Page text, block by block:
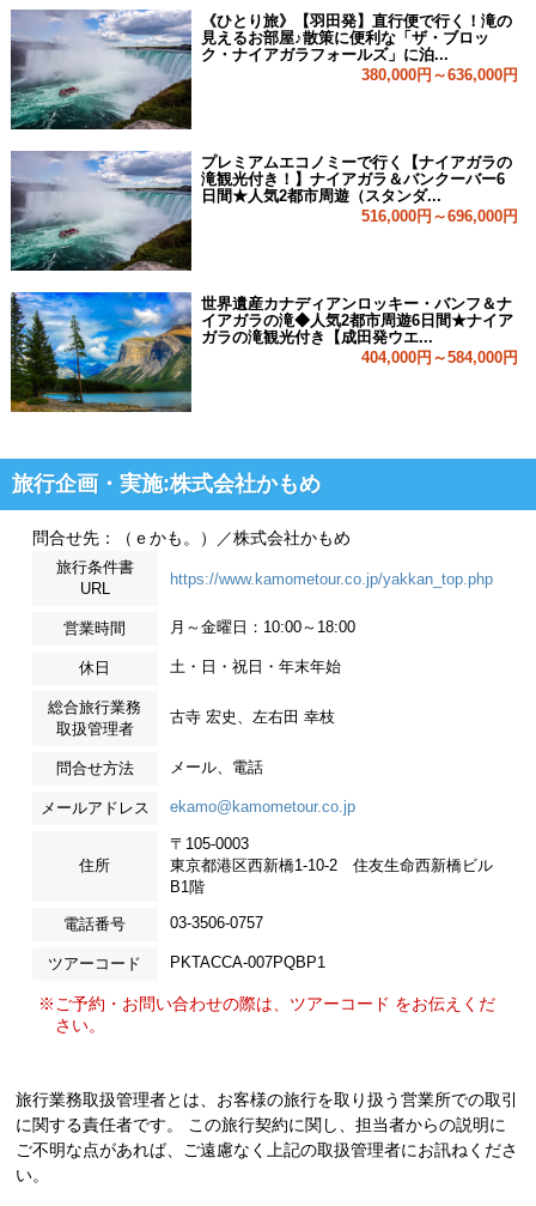
《ひとり旅》【羽田発】直行便で行く！滝の
見えるお部屋♪散策に便利な「ザ・ブロッ
ク・ナイアガラフォールズ」に泊...
380,000円～636,000円
プレミアムエコノミーで行く【ナイアガラの
滝観光付き！】ナイアガラ＆バンクーバー6
日間★人気2都市周遊（スタンダ...
516,000円～696,000円
世界遺産カナディアンロッキー・バンフ＆ナ
イアガラの滝◆人気2都市周遊6日間★ナイア
ガラの滝観光付き【成田発ウエ...
404,000円～584,000円
旅行企画・実施:株式会社かもめ
問合せ先：（ｅかも。）／株式会社かもめ
旅行条件書
URL
https://www.kamometour.co.jp/yakkan_top.php
営業時間 月～金曜日：10:00～18:00
休日 土・日・祝日・年末年始
総合旅行業務
取扱管理者
古寺 宏史、左右田 幸枝
問合せ方法 メール、電話
メールアドレス ekamo@kamometour.co.jp
住所
〒105-0003
東京都港区西新橋1-10-2 住友生命西新橋ビル
B1階
電話番号 03-3506-0757
ツアーコード PKTACCA-007PQBP1
※ご予約・お問い合わせの際は、ツアーコード をお伝えくだ
さい。
旅行業務取扱管理者とは、お客様の旅行を取り扱う営業所での取引
に関する責任者です。 この旅行契約に関し、担当者からの説明に
ご不明な点があれば、ご遠慮なく上記の取扱管理者にお訊ねくださ
い。